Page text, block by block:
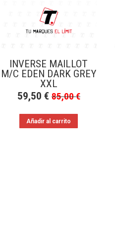
INVERSE MAILLOT
M/C EDEN DARK GREY
XXL
59,50 € 85,00€
Añadir al carrito